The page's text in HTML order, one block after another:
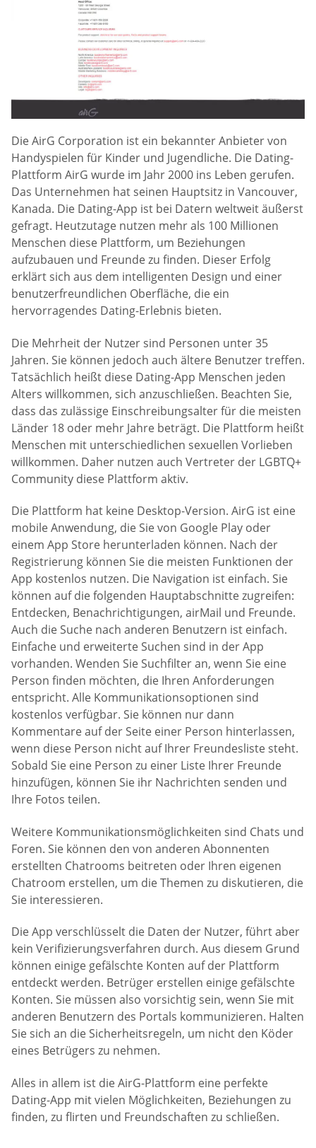
Die AirG Corporation ist ein bekannter Anbieter von
Handyspielen für Kinder und Jugendliche. Die Dating-
Plattform AirG wurde im Jahr 2000 ins Leben gerufen.
Das Unternehmen hat seinen Hauptsitz in Vancouver,
Kanada. Die Dating-App ist bei Datern weltweit äußerst
gefragt. Heutzutage nutzen mehr als 100 Millionen
Menschen diese Plattform, um Beziehungen
aufzubauen und Freunde zu finden. Dieser Erfolg
erklärt sich aus dem intelligenten Design und einer
benutzerfreundlichen Oberfläche, die ein
hervorragendes Dating-Erlebnis bieten.
Die Mehrheit der Nutzer sind Personen unter 35
Jahren. Sie können jedoch auch ältere Benutzer treffen.
Tatsächlich heißt diese Dating-App Menschen jeden
Alters willkommen, sich anzuschließen. Beachten Sie,
dass das zulässige Einschreibungsalter für die meisten
Länder 18 oder mehr Jahre beträgt. Die Plattform heißt
Menschen mit unterschiedlichen sexuellen Vorlieben
willkommen. Daher nutzen auch Vertreter der LGBTQ+
Community diese Plattform aktiv.
Die Plattform hat keine Desktop-Version. AirG ist eine
mobile Anwendung, die Sie von Google Play oder
einem App Store herunterladen können. Nach der
Registrierung können Sie die meisten Funktionen der
App kostenlos nutzen. Die Navigation ist einfach. Sie
können auf die folgenden Hauptabschnitte zugreifen:
Entdecken, Benachrichtigungen, airMail und Freunde.
Auch die Suche nach anderen Benutzern ist einfach.
Einfache und erweiterte Suchen sind in der App
vorhanden. Wenden Sie Suchfilter an, wenn Sie eine
Person finden möchten, die Ihren Anforderungen
entspricht. Alle Kommunikationsoptionen sind
kostenlos verfügbar. Sie können nur dann
Kommentare auf der Seite einer Person hinterlassen,
wenn diese Person nicht auf Ihrer Freundesliste steht.
Sobald Sie eine Person zu einer Liste Ihrer Freunde
hinzufügen, können Sie ihr Nachrichten senden und
Ihre Fotos teilen.
Weitere Kommunikationsmöglichkeiten sind Chats und
Foren. Sie können den von anderen Abonnenten
erstellten Chatrooms beitreten oder Ihren eigenen
Chatroom erstellen, um die Themen zu diskutieren, die
Sie interessieren.
Die App verschlüsselt die Daten der Nutzer, führt aber
kein Verifizierungsverfahren durch. Aus diesem Grund
können einige gefälschte Konten auf der Plattform
entdeckt werden. Betrüger erstellen einige gefälschte
Konten. Sie müssen also vorsichtig sein, wenn Sie mit
anderen Benutzern des Portals kommunizieren. Halten
Sie sich an die Sicherheitsregeln, um nicht den Köder
eines Betrügers zu nehmen.
Alles in allem ist die AirG-Plattform eine perfekte
Dating-App mit vielen Möglichkeiten, Beziehungen zu
finden, zu flirten und Freundschaften zu schließen.